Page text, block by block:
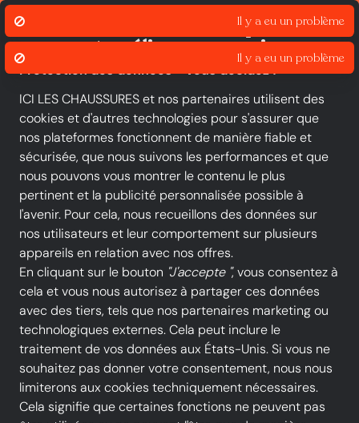
Nous utilisons des cookies pour
assurer et améliorer nos services.
Protection des données - vous décidez !
ICI LES CHAUSSURES et nos partenaires utilisent des
cookies et d'autres technologies pour s'assurer que
nos plateformes fonctionnent de manière fiable et
sécurisée, que nous suivons les performances et que
nous pouvons vous montrer le contenu le plus
pertinent et la publicité personnalisée possible à
l'avenir. Pour cela, nous recueillons des données sur
nos utilisateurs et leur comportement sur plusieurs
appareils en relation avec nos offres.
En cliquant sur le bouton "J'accepte ", vous consentez à
cela et vous nous autorisez à partager ces données
avec des tiers, tels que nos partenaires marketing ou
technologiques externes. Cela peut inclure le
traitement de vos données aux États-Unis. Si vous ne
souhaitez pas donner votre consentement, nous nous
limiterons aux cookies techniquement nécessaires.
Cela signifie que certaines fonctions ne peuvent pas
Toutes les catégories Nouveautés Promotions Chaussures
Acheter à ICI-LES-CHAUSSURES Chaussures enfants Fille
Fille
TOUS LES FILTRES
Marques Couleur Taille
-20
%
-20
%